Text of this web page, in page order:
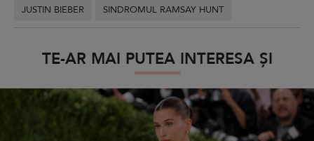
JUSTIN BIEBER SINDROMUL RAMSAY HUNT
TE-AR MAI PUTEA INTERESA ȘI